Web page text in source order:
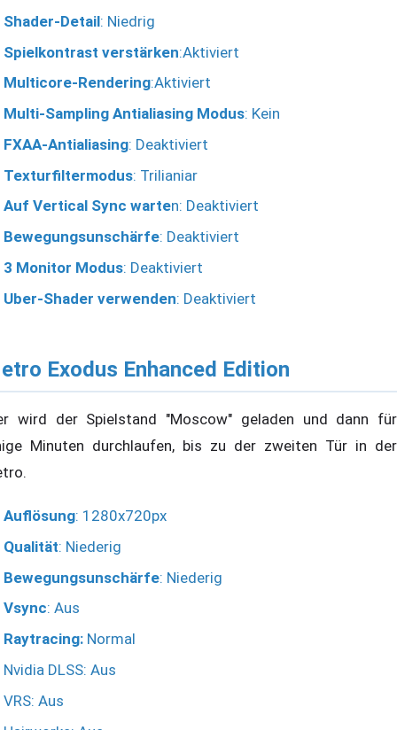
Shader-Detail: Niedrig
Spielkontrast verstärken:Aktiviert
Multicore-Rendering:Aktiviert
Multi-Sampling Antialiasing Modus: Kein
FXAA-Antialiasing: Deaktiviert
Texturfiltermodus: Trilianiar
Auf Vertical Sync warten: Deaktiviert
Bewegungsunschärfe: Deaktiviert
3 Monitor Modus: Deaktiviert
Uber-Shader verwenden: Deaktiviert
Exodus Enhanced Edition
wird der Spielstand "Moscow" geladen und dann für
Minuten durchlaufen, bis zu der zweiten Tür in der
Auflösung: 1280x720px
Qualität: Niederig
Bewegungsunschärfe: Niederig
Vsync: Aus
Raytracing: Normal
Nvidia DLSS: Aus
VRS: Aus